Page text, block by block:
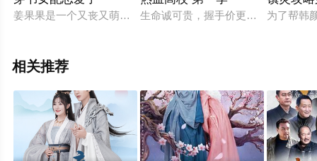
姜果果是一个又丧又萌的滞销小说作者，机缘巧合之下，她穿
生命诚可贵，握手价更高，女神的见
为了帮韩
相关推荐